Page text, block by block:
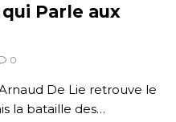
Parle aux
0
De Lie retrouve le
la bataille des…